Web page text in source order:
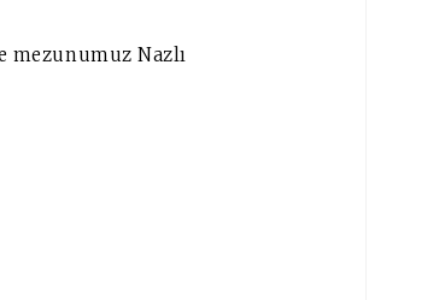
mezunumuz Nazlı